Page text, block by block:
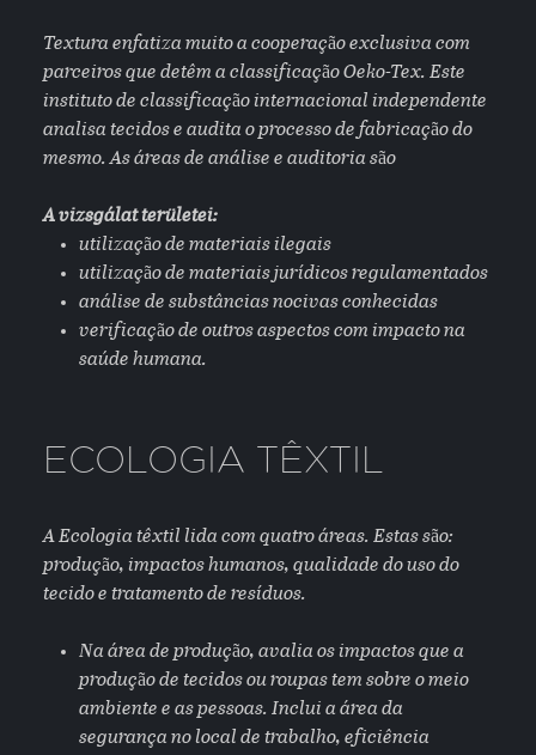
Textura enfatiza muito a cooperação exclusiva com
parceiros que detêm a classificação Oeko-Tex. Este
instituto de classificação internacional independente
analisa tecidos e audita o processo de fabricação do
mesmo. As áreas de análise e auditoria são
A vizsgálat területei:
utilização de materiais ilegais
utilização de materiais jurídicos regulamentados
análise de substâncias nocivas conhecidas
verificação de outros aspectos com impacto na
saúde humana.
ECOLOGIA TÊXTIL
A Ecologia têxtil lida com quatro áreas. Estas são:
produção, impactos humanos, qualidade do uso do
tecido e tratamento de resíduos.
Na área de produção, avalia os impactos que a
produção de tecidos ou roupas tem sobre o meio
ambiente e as pessoas. Inclui a área da
segurança no local de trabalho, eficiência